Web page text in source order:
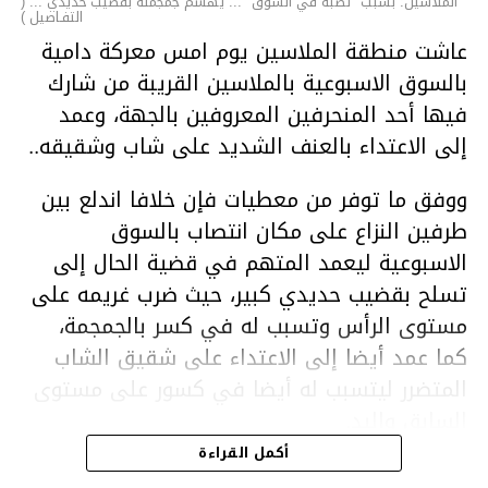
التفـاصيل )
عاشت منطقة الملاسين يوم امس معركة دامية
بالسوق الاسبوعية بالملاسين القريبة من شارك
فيها أحد المنحرفين المعروفين بالجهة، وعمد
إلى الاعتداء بالعنف الشديد على شاب وشقيقه..
ووفق ما توفر من معطيات فإن خلافا اندلع بين
طرفين النزاع على مكان انتصاب بالسوق
الاسبوعية ليعمد المتهم في قضية الحال إلى
تسلح بقضيب حديدي كبير، حيث ضرب غريمه على
مستوى الرأس وتسبب له في كسر بالجمجمة،
كما عمد أيضا إلى الاعتداء على شقيق الشاب
المتضرر ليتسبب له أيضا في كسور على مستوى
هذا وقد تمكن أعوان مركز الأمن الوطني بحي
أكمل القراءة